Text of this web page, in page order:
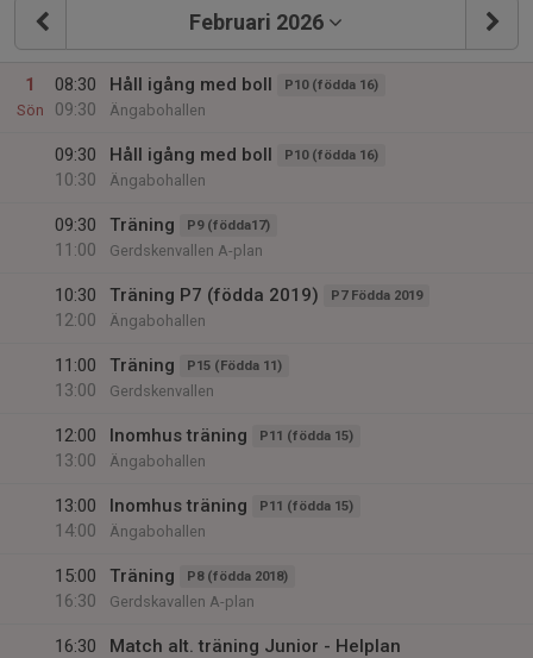
Februari 2026
1
Sön
08:30
09:30
Håll igång med boll P10 (födda 16)
Ängabohallen
09:30
10:30
Håll igång med boll P10 (födda 16)
Ängabohallen
09:30
11:00
Träning P9 (födda17)
Gerdskenvallen A-plan
10:30
12:00
Träning P7 (födda 2019) P7 Födda 2019
Ängabohallen
11:00
13:00
Träning P15 (Födda 11)
Gerdskenvallen
12:00
13:00
Inomhus träning P11 (födda 15)
Ängabohallen
13:00
14:00
Inomhus träning P11 (födda 15)
Ängabohallen
15:00
16:30
Träning P8 (födda 2018)
Gerdskavallen A-plan
16:30
Match alt. träning Junior - Helplan